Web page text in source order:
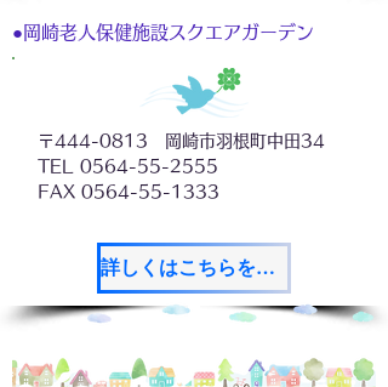
●岡崎老人保健施設スクエアガーデン
〒444-0813 岡崎市羽根町中田34
TEL 0564-55-2555
FAX 0564-55-1333
詳しくはこちらをご覧ください